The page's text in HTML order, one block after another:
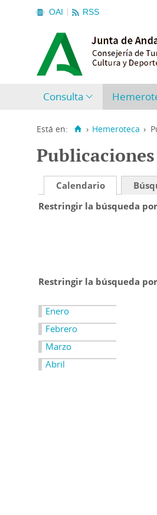
OAI RSS
Consulta
Está en: › Hemeroteca ›
Calendario
Restringir la búsqueda
Restringir la búsqueda
Enero
Febrero
Marzo
Abril